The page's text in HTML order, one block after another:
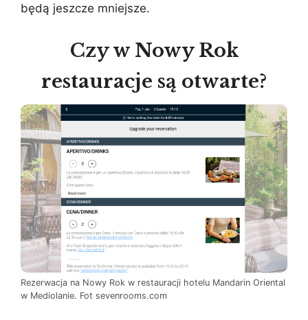
będą jeszcze mniejsze.
Czy w Nowy Rok
restauracje są otwarte?
Rezerwacja na Nowy Rok w restauracji hotelu Mandarin Oriental
w Mediolanie. Fot sevenrooms.com